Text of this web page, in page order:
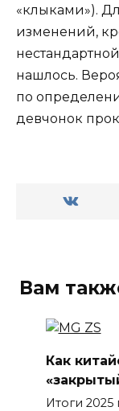
«клыками»).
изменений,
нашлось.
по
девчонок
Вам
Как
Итоги